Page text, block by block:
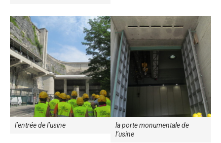
l’entrée de l’usine
la porte monumentale de
l’usine